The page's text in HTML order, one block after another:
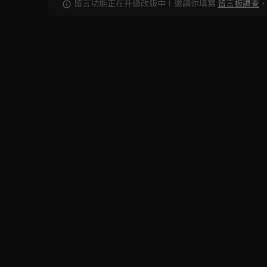
留言功能正在升級改版中！邀請你填寫 留言板調查